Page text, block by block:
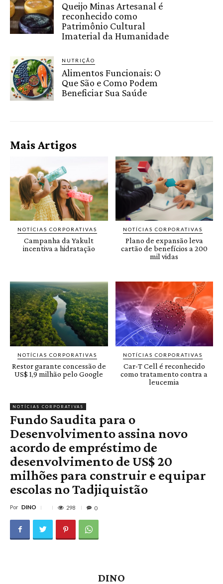
Queijo Minas Artesanal é
reconhecido como
Patrimônio Cultural
Imaterial da Humanidade
NUTRIÇÃO
Alimentos Funcionais: O
Que São e Como Podem
Beneficiar Sua Saúde
Mais Artigos
NOTÍCIAS CORPORATIVAS
Campanha da Yakult
incentiva a hidratação
NOTÍCIAS CORPORATIVAS
Plano de expansão leva
cartão de benefícios a 200
mil vidas
NOTÍCIAS CORPORATIVAS
Restor garante concessão de
US$ 1,9 milhão pelo Google
NOTÍCIAS CORPORATIVAS
Car-T Cell é reconhecido
como tratamento contra a
leucemia